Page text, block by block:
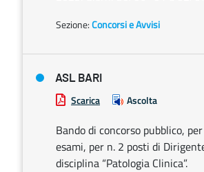
Sezione:Concorsi e Avvisi
ASL BARI
Scarica Ascolta
Bando di concorso pubblico,
esami, per n. 2 posti di
disciplina “Patologia Clinica”.